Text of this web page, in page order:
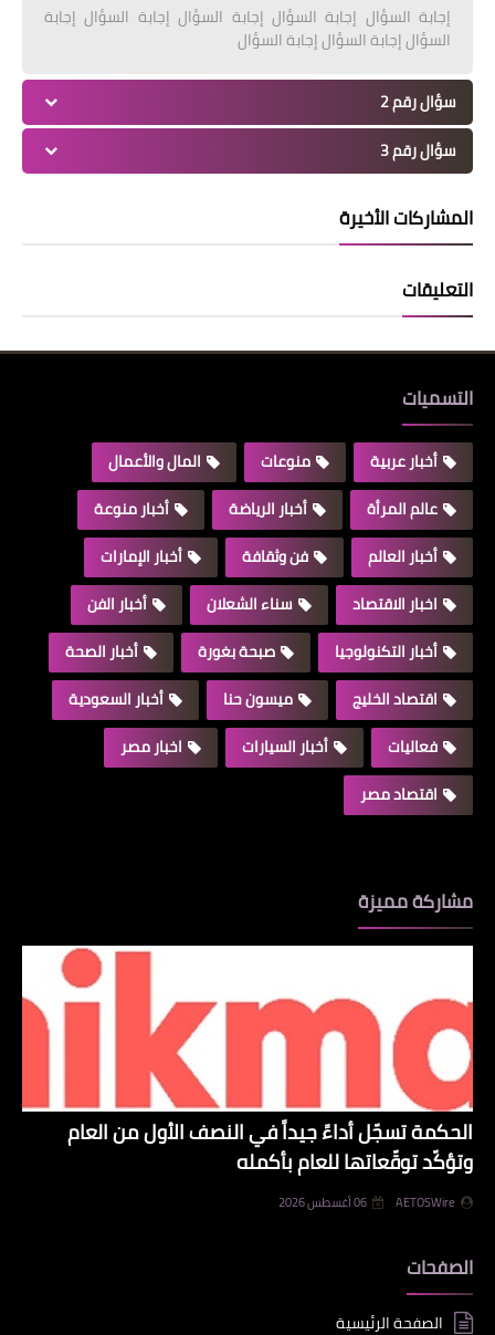
إجابة السؤال إجابة السؤال إجابة السؤال إجابة السؤال إجابة
السؤال إجابة السؤال إجابة السؤال
سؤال رقم 2
سؤال رقم 3
المشاركات الأخيرة
التعليقات
التسميات
أخبار عربية منوعات
المال والأعمال
عالم المرأة
أخبار الرياضة
أخبار منوعة
أخبار العالم
فن وثقافة
أخبار الإمارات
اخبار الاقتصاد
سناء الشعلان
أخبار الفن
أخبار التكنولوجيا
صبحة بغورة
أخبار الصحة
اقتصاد الخليج
ميسون حنا
أخبار السعودية
فعاليات
أخبار السيارات
اخبار مصر
اقتصاد مصر
مشاركة مميزة
الحكمة تسجّل أداءً جيداً في النصف الأول من العام
وتؤكّد توقّعاتها للعام بأكمله
AETOSWire 06 أغسطس 2026
الصفحات
الصفحة الرئيسية